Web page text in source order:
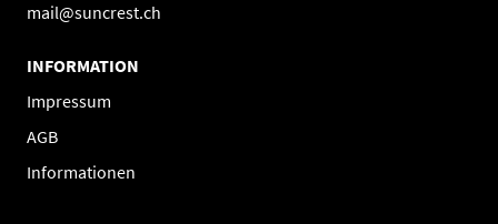
mail@suncrest.ch
INFORMATION
Impressum
AGB
Informationen